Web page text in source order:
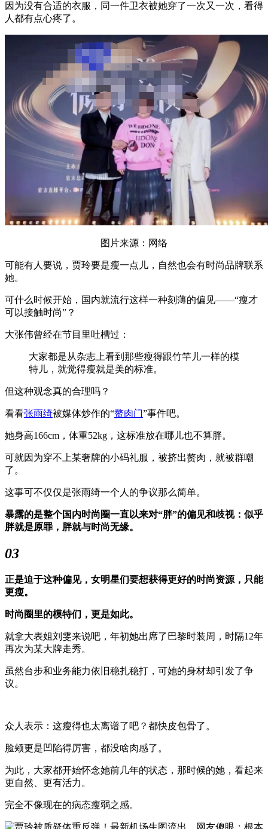
因为没有合适的衣服，同一件卫衣被她穿了一次又一次，看得
人都有点心疼了。
图片来源：网络
可能有人要说，贾玲要是瘦一点儿，自然也会有时尚品牌联系
她。
可什么时候开始，国内就流行这样一种刻薄的偏见——“瘦才
可以接触时尚”？
大张伟曾经在节目里吐槽过：
大家都是从杂志上看到那些瘦得跟竹竿儿一样的模
特儿，就觉得瘦就是美的标准。
但这种观念真的合理吗？
看看张雨绮被媒体炒作的“赘肉门”事件吧。
她身高166cm，体重52kg，这标准放在哪儿也不算胖。
可就因为穿不上某奢牌的小码礼服，被挤出赘肉，就被群嘲
了。
这事可不仅仅是张雨绮一个人的争议那么简单。
暴露的是整个国内时尚圈一直以来对“胖”的偏见和歧视：似乎
胖就是原罪，胖就与时尚无缘。
03
正是迫于这种偏见，女明星们要想获得更好的时尚资源，只能
更瘦。
时尚圈里的模特们，更是如此。
就拿大表姐刘雯来说吧，年初她出席了巴黎时装周，时隔12年
再次为某大牌走秀。
虽然台步和业务能力依旧稳扎稳打，可她的身材却引发了争
议。
众人表示：这瘦得也太离谱了吧？都快皮包骨了。
脸颊更是凹陷得厉害，都没啥肉感了。
为此，大家都开始怀念她前几年的状态，那时候的她，看起来
更自然、更有活力。
完全不像现在的病态瘦弱之感。